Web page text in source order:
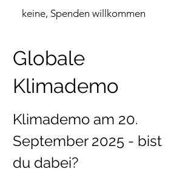
keine, Spenden willkommen
Globale
Klimademo
Klimademo am 20.
September 2025 - bist
du dabei?